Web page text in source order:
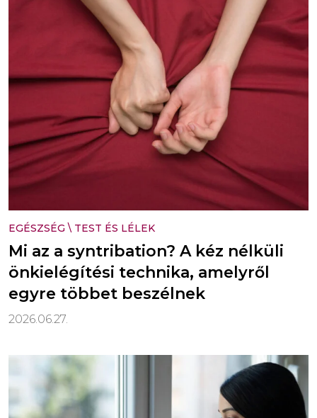
EGÉSZSÉG \ TEST ÉS LÉLEK
Mi az a syntribation? A kéz nélküli
önkielégítési technika, amelyről
egyre többet beszélnek
2026.06.27.